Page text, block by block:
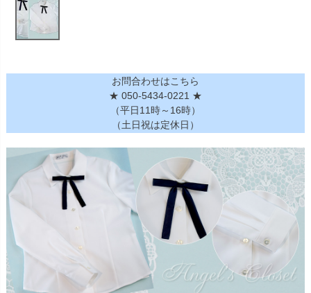
ジュエリー
08 送料・お支払い
送料・決済方法
写真スタジオ APS
Angel's Photo Studio
七五三・発表会・記念撮影
Web または お電話
ヘアメイク・着付け
スタジオを予約 →
お問合わせはこちら
★ 050-5434-0221 ★
（平日11時～16時）
（土日祝は定休日）